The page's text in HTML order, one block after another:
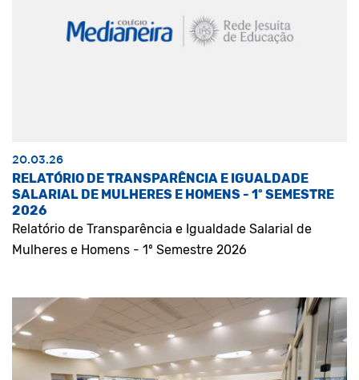
20.03.26
RELATÓRIO DE TRANSPARÊNCIA E IGUALDADE
SALARIAL DE MULHERES E HOMENS - 1º SEMESTRE
2026
Relatório de Transparência e Igualdade Salarial de
Mulheres e Homens - 1º Semestre 2026